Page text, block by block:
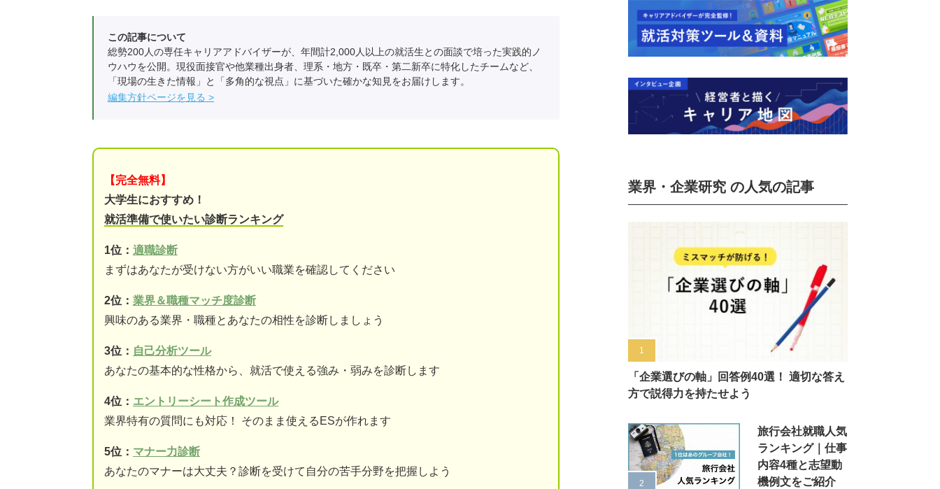
この記事について
総勢200人の専任キャリアアドバイザーが、年間計2,000人以上の就活生との面談で培った実践的ノ
ウハウを公開。現役面接官や他業種出身者、理系・地方・既卒・第二新卒に特化したチームなど、
「現場の生きた情報」と「多角的な視点」に基づいた確かな知見をお届けします。
編集方針ページを見る
【完全無料】
大学生におすすめ！
就活準備で使いたい診断ランキング
1位： 適職診断
まずはあなたが受けない方がいい職業を確認してください
2位： 業界＆職種マッチ度診断
興味のある業界・職種とあなたの相性を診断しましょう
3位： 自己分析ツール
あなたの基本的な性格から、就活で使える強み・弱みを診断します
4位： エントリーシート作成ツール
業界特有の質問にも対応！ そのまま使えるESが作れます
5位： マナー力診断
あなたのマナーは大丈夫？診断を受けて自分の苦手分野を把握しよう
業界・企業研究 の人気の記事
「企業選びの軸」回答例40選！ 適切な答え
方で説得力を持たせよう
旅行会社就職人気
ランキング｜仕事
内容4種と志望動
機例文をご紹介